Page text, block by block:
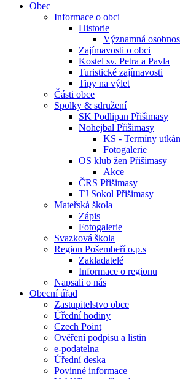
Obec
Informace o obci
Historie
Významná
Zajímavosti o obci
Kostel sv. Petra a Pavla
Turistické zajímavosti
Tipy na výlet
Části obce
Spolky & sdružení
SK Podlipan Přišimasy
Nohejbal Přišimasy
KS - Termíny
Fotogalerie
OS klub žen Přišimasy
Akce
ČRS Přišimasy
TJ Sokol Přišimasy
Mateřská škola
Zápis
Fotogalerie
Svazková škola
Region Pošembeří o.p.s
Zakladatelé
Informace o regionu
Napsali o nás
Obecní úřad
Zastupitelstvo obce
Úřední hodiny
Czech Point
Ověření podpisu a listin
e-podatelna
Úřední deska
Povinné informace